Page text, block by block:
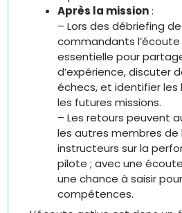
Après la mission:
– Lors des débriefing
commandants
essentielle pour
d’expérience, discuter
échecs, et identifier les
les futures missions.
– Les retours peuvent
les autres membres de
instructeurs sur la
pilote ; avec une
une chance à saisir
compétences.